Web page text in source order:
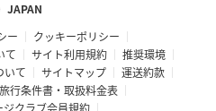
JAPAN
ー
クッキーポリシー
て
サイト利用規約
推奨環境
いて
サイトマップ
運送約款
行条件書・取扱料金表